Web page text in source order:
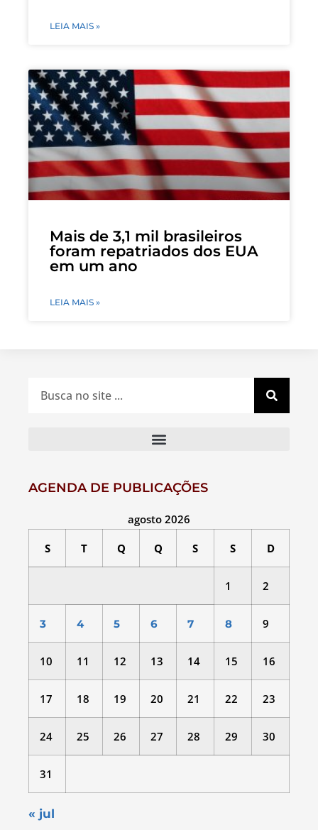
LEIA MAIS »
Mais de 3,1 mil brasileiros
foram repatriados dos EUA
em um ano
LEIA MAIS »
AGENDA DE PUBLICAÇÕES
agosto 2026
S T Q Q S S D
1 2
3 4 5 6 7 8 9
10 11 12 13 14 15 16
17 18 19 20 21 22 23
24 25 26 27 28 29 30
31
« jul